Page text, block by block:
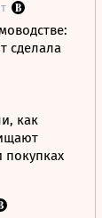
сделала
как
покупках